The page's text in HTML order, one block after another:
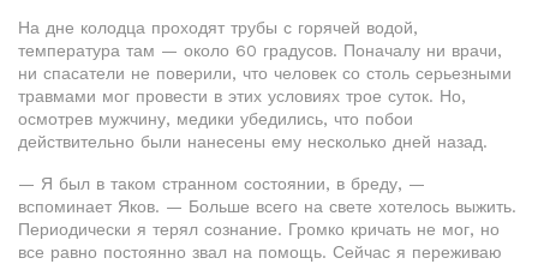
На дне колодца проходят трубы с горячей водой,
температура там — около 60 градусов. Поначалу ни врачи,
ни спасатели не поверили, что человек со столь серьезными
травмами мог провести в этих условиях трое суток. Но,
осмотрев мужчину, медики убедились, что побои
действительно были нанесены ему несколько дней назад.
— Я был в таком странном состоянии, в бреду, —
вспоминает Яков. — Больше всего на свете хотелось выжить.
Периодически я терял сознание. Громко кричать не мог, но
все равно постоянно звал на помощь. Сейчас я переживаю